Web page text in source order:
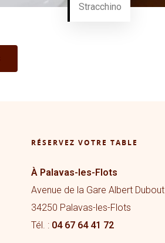
Stracchino
RÉSERVEZ VOTRE TABLE
À Palavas-les-Flots
Avenue de la Gare Albert Dubout
34250 Palavas-les-Flots
Tél. : 04 67 64 41 72